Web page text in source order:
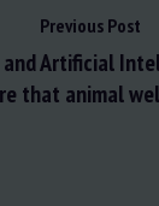
Previous Post
Artificial
that animal